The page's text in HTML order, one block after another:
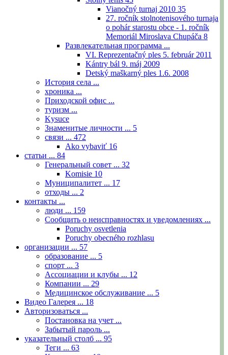
Vianočný turnaj 2010 35
27. ročník stolnotenisového turnaja
o pohár starostu obce - 1. ročník
Memoriál Miroslava Chupáča 8
Развлекательная программа ...
VI. Reprezentačný ples 5. február 2011
Kántry bál 9. máj 2009
Detský maškarný ples 1.6. 2008
История села ...
хроника ...
Приходской офис ...
туризм ...
Kysuce
Знаменитые личности ... 5
связи ... 472
Ako vybaviť 16
статьи ... 84
Генеральный совет ... 32
Komisie 10
Муниципалитет ... 17
отходы ... 2
контакты ...
люди ... 159
Сообщить о неисправностях и уведомлениях ...
Poruchy osvetlenia
Poruchy obecného rozhlasu
организации ... 57
образование ... 5
спорт ... 3
Ассоциации и клубы ... 12
Компании ... 29
Медицинское обслуживание ... 5
Видео Галерея ... 18
Авторизоваться ...
Постановка на учет ...
Забытый пароль ...
указательный столб ... 95
Теги ... 63